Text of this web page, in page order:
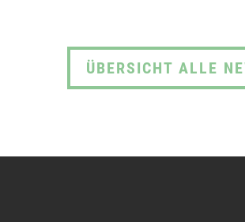
ÜBERSICHT ALLE